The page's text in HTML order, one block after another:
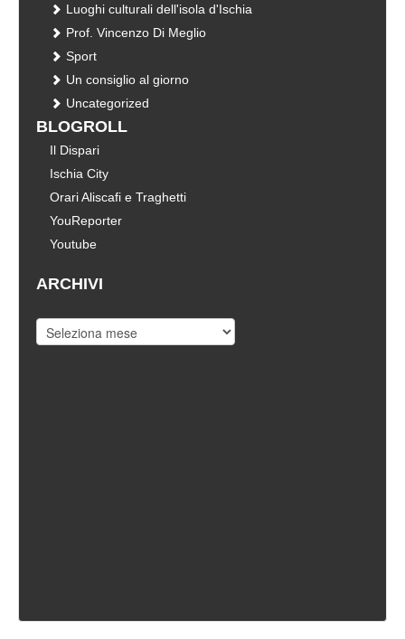
Luoghi culturali dell'isola d'Ischia
Prof. Vincenzo Di Meglio
Sport
Un consiglio al giorno
Uncategorized
BLOGROLL
Il Dispari
Ischia City
Orari Aliscafi e Traghetti
YouReporter
Youtube
ARCHIVI